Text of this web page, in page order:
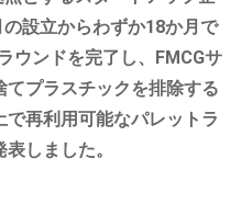
設立からわずか18か月で
ウンドを完了し、FMCGサ
プラスチックを排除する
再利用可能なパレットラ
しました。